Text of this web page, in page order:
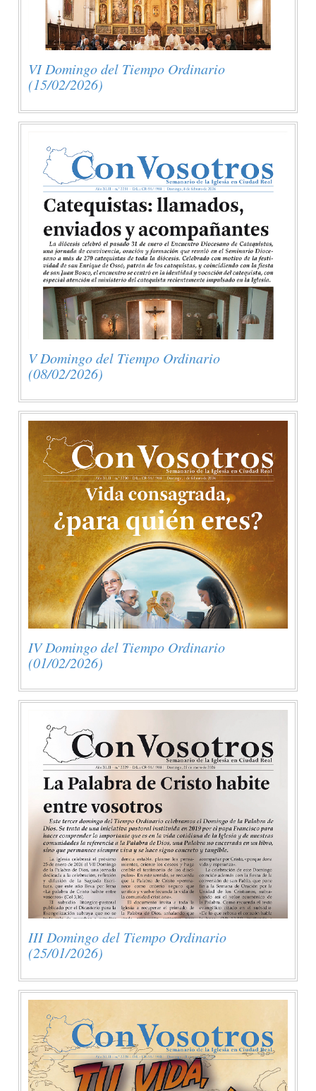
VI Domingo del Tiempo Ordinario
(15/02/2026)
V Domingo del Tiempo Ordinario
(08/02/2026)
IV Domingo del Tiempo Ordinario
(01/02/2026)
III Domingo del Tiempo Ordinario
(25/01/2026)